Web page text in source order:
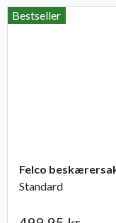
Bestseller
Standard